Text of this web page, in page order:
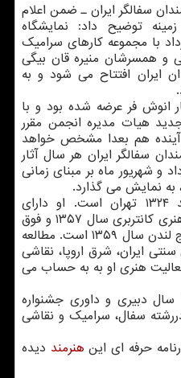
سفالگر ایران ـ ضمن اعلام
توضیح داد: نمایشگاه
سال انجمن، ۱۸ مرداد با مجموعه كارهای سرامیك
و همسرشان منیره قان بیگی
ایران افتتاح می شود و به
انوش فر عرضه شده بود و با
هیات مدیره انجمن مقرر
آینده هم بعدا مشخص خواهد
سفالگر ایران هر سال آثار
و شهریور ماه بر مبنای زمانی
به نمایش می گذارد.
محمد مهدی قان بیگی متولد ۱۳۲۴ تهران است. او دارای
لیسانس نقاشی مدرن از كالج هنری كانتربری سال ۱۳۵۷ و فوق
لیسانس تاریخ هنر از مورلی كالج لندن سال ۱۳۵۹ است. مطالعه
ایران، شرق اروپا، نقاشی
هنری او به به حساب می
قان بیگی همینطور به مدت ۱۲ سال دبیری و داوری جشنواره
سفال، سرامیك و نقاشی
حرفه ای این هنرمند دیده